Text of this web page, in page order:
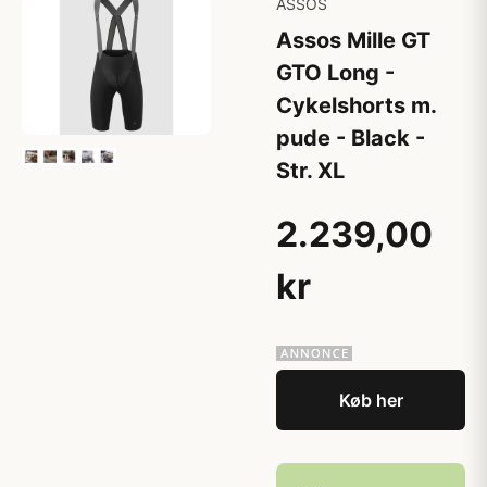
ASSOS
Assos Mille GT
GTO Long -
Cykelshorts m.
pude - Black -
Str. XL
2.239,00
kr
Køb her